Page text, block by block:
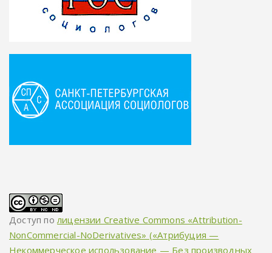
Доступ полицензии Creative Commons «Attribution-
NonCommercial-NoDerivatives» («Атрибуция —
Некоммерческое использование — Без производных